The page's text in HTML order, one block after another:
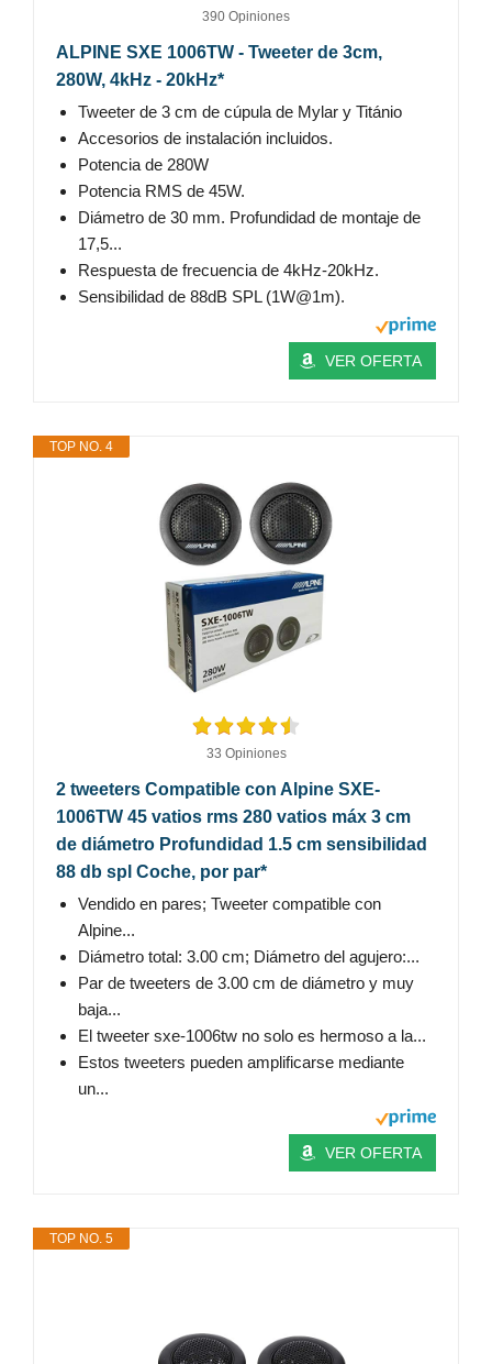
390 Opiniones
ALPINE SXE 1006TW - Tweeter de 3cm,
280W, 4kHz - 20kHz*
Tweeter de 3 cm de cúpula de Mylar y Titánio
Accesorios de instalación incluidos.
Potencia de 280W
Potencia RMS de 45W.
Diámetro de 30 mm. Profundidad de montaje de
17,5...
Respuesta de frecuencia de 4kHz-20kHz.
Sensibilidad de 88dB SPL (1W@1m).
VER OFERTA
TOP NO. 4
33 Opiniones
2 tweeters Compatible con Alpine SXE-
1006TW 45 vatios rms 280 vatios máx 3 cm
de diámetro Profundidad 1.5 cm sensibilidad
88 db spl Coche, por par*
Vendido en pares; Tweeter compatible con
Alpine...
Diámetro total: 3.00 cm; Diámetro del agujero:...
Par de tweeters de 3.00 cm de diámetro y muy
baja...
El tweeter sxe-1006tw no solo es hermoso a la...
Estos tweeters pueden amplificarse mediante
un...
VER OFERTA
TOP NO. 5